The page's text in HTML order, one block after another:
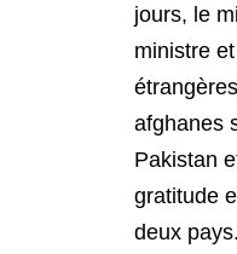
jours, le
ministre
afghanes
Pakistan
gratitude
deux